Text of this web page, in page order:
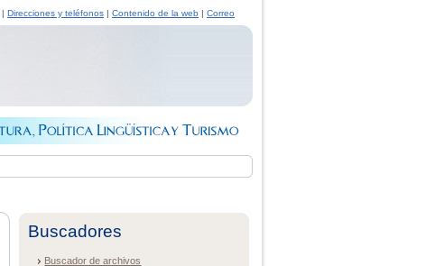
| Direcciones y teléfonos | Contenido de la web | Correo
Buscadores
Buscador de archivos